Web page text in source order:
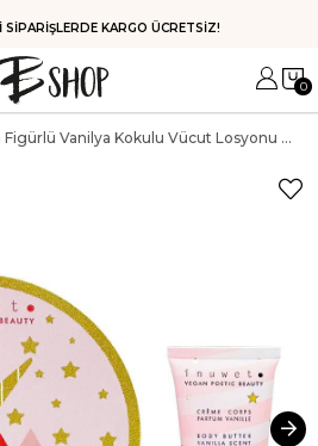
KARGO ÜCRETSİZ!
0
Inuwet Unicorn Figürlü Vanilya Kokulu Vücut Losyonu 60 ml